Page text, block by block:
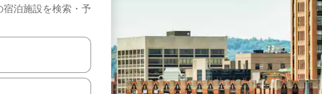
泊施設を検索・予
矢印キーを使って移動するか、画面をタッチまたはスワイプして検索結果を確認